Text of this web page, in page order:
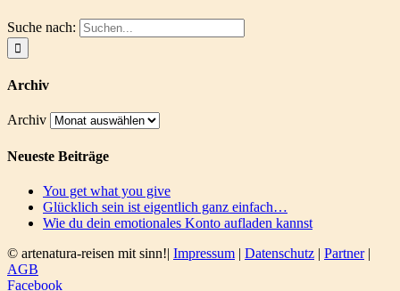
Suche nach:
Archiv
Archiv
Neueste Beiträge
You get what you give
Glücklich sein ist eigentlich ganz einfach…
Wie du dein emotionales Konto aufladen kannst
© artenatura-reisen mit sinn!| Impressum | Datenschutz | Partner|
AGB
Facebook